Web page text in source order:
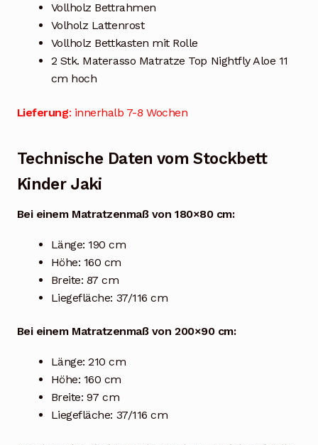
Vollholz Bettrahmen
Volholz Lattenrost
Vollholz Bettkasten mit Rolle
2 Stk. Materasso Matratze Top Nightfly Aloe 11
cm hoch
Lieferung: innerhalb 7-8 Wochen
Technische Daten vom Stockbett
Kinder Jaki
Bei einem Matratzenmaß von 180×80 cm:
Länge: 190 cm
Höhe: 160 cm
Breite: 87 cm
Liegefläche: 37/116 cm
Bei einem Matratzenmaß von 200×90 cm:
Länge: 210 cm
Höhe: 160 cm
Breite: 97 cm
Liegefläche: 37/116 cm